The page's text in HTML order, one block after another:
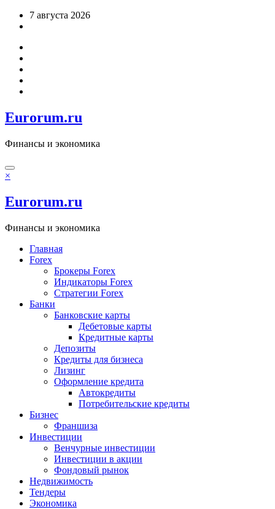
Перейти7 августа 2026
Eurorum.ru
Финансы и экономика
×
Eurorum.ru
Финансы и экономика
Главная
Forex
Брокеры Forex
Индикаторы Forex
Стратегии Forex
Банки
Банковские карты
Дебетовые карты
Кредитные карты
Депозиты
Кредиты для бизнеса
Лизинг
Оформление кредита
Автокредиты
Потребительские кредиты
Бизнес
Франшиза
Инвестиции
Венчурные инвестиции
Инвестиции в акции
Фондовый рынок
Недвижимость
Тендеры
Экономика